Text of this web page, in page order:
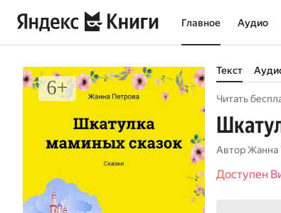
Главное Аудио
Текст
Читать
АвторЖанна
Доступен